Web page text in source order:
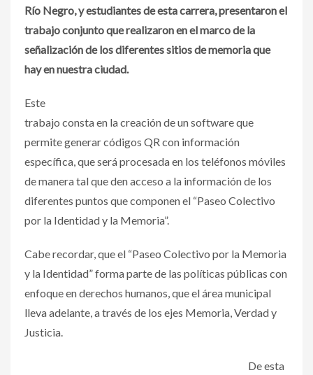
Río Negro, y estudiantes de esta carrera, presentaron el
trabajo conjunto que realizaron en el marco de la
señalización de los diferentes sitios de memoria que
hay en nuestra ciudad.
Este
trabajo consta en la creación de un software que
permite generar códigos QR con información
específica, que será procesada en los teléfonos móviles
de manera tal que den acceso a la información de los
diferentes puntos que componen el “Paseo Colectivo
por la Identidad y la Memoria”.
Cabe recordar, que el “Paseo Colectivo por la Memoria
y la Identidad” forma parte de las políticas públicas con
enfoque en derechos humanos, que el área municipal
lleva adelante, a través de los ejes Memoria, Verdad y
Justicia.
De esta